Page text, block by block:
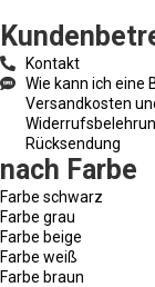
Kontakt
Wie kann ich eine
Versandkosten
Rücksendung
nach Farbe
Farbe schwarz
Farbe grau
Farbe beige
Farbe weiß
Farbe braun